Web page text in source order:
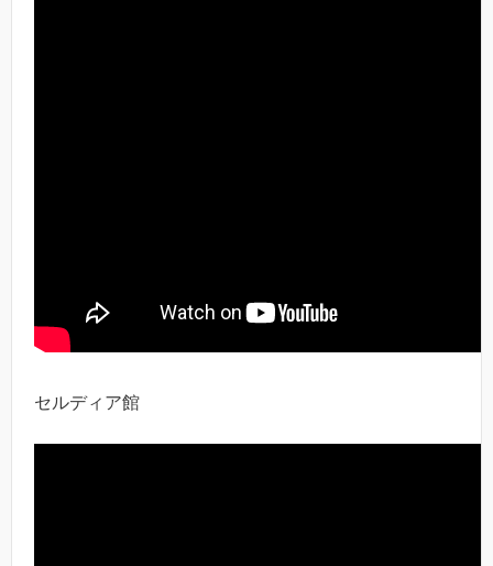
セルディア館